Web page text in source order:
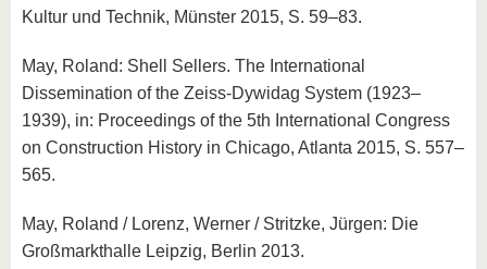
Kultur und Technik, Münster 2015, S. 59–83.
May, Roland: Shell Sellers. The International
Dissemination of the Zeiss-Dywidag System (1923–
1939), in: Proceedings of the 5th International Congress
on Construction History in Chicago, Atlanta 2015, S. 557–
565.
May, Roland / Lorenz, Werner / Stritzke, Jürgen: Die
Großmarkthalle Leipzig, Berlin 2013.